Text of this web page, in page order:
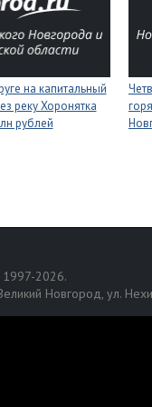
на капитальный
реку Хоронятка
рублей
1997-2026.
Новгород, ул.
,